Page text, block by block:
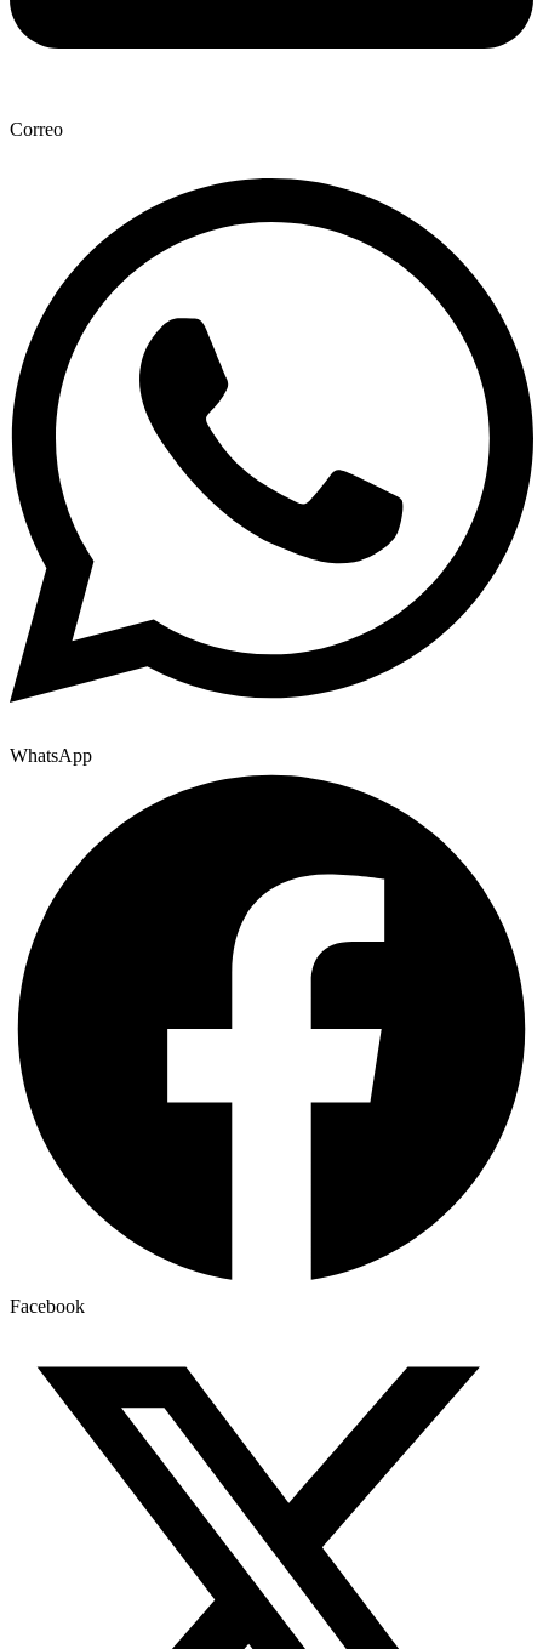
Correo
WhatsApp
Facebook